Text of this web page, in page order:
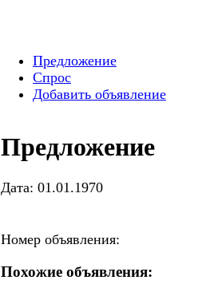
Предложение
Спрос
Добавить объявление
Предложение
Дата: 01.01.1970
Номер объявления:
Похожие объявления: